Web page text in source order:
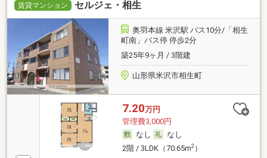
賃貸マンション セルジェ・相生
奥羽本線 米沢駅 バス10分/「相生
町南」バス停 停歩2分
築25年9ヶ月 / 3階建
山形県米沢市相生町
7.20万円
管理費3,000円
なし
なし
2階 / 3LDK（70.65m2）